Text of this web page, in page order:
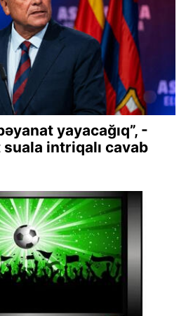
yayacağıq”, -
intriqalı cavab